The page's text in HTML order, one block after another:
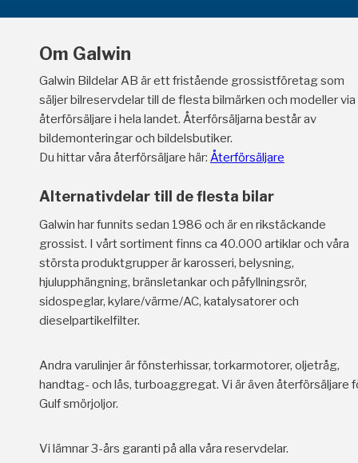
Om Galwin
Galwin Bildelar AB är ett fristående grossistföretag som
säljer bilreservdelar till de flesta bilmärken och modeller via
återförsäljare i hela landet. Återförsäljarna består av
bildemonteringar och bildelsbutiker.
Du hittar våra återförsäljare här: Återförsäljare
Alternativdelar till de flesta bilar
Galwin har funnits sedan 1986 och är en rikstäckande
grossist. I vårt sortiment finns ca 40.000 artiklar och våra
största produktgrupper är karosseri, belysning,
hjulupphängning, bränsletankar och påfyllningsrör,
sidospeglar, kylare/värme/AC, katalysatorer och
dieselpartikelfilter.
Andra varulinjer är fönsterhissar, torkarmotorer, oljetråg,
handtag- och lås, turboaggregat. Vi är även återförsäljare
Gulf smörjoljor.
Vi lämnar 3-års garanti på alla våra reservdelar.